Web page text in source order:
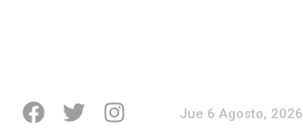
Jue 6 Agosto, 2026